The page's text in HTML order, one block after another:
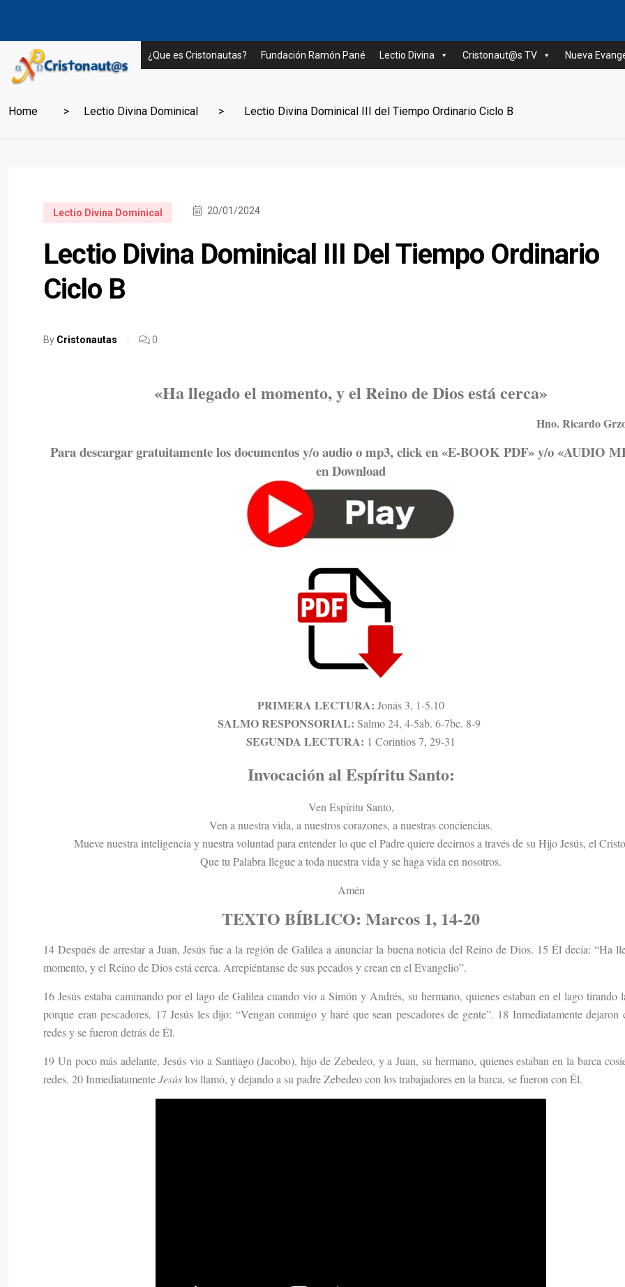
¿Que es Cristonautas? Fundación Ramón Pané Lectio Divina Cristonaut@s TV Nueva
Home Lectio Divina Dominical Lectio Divina Dominical III del Tiempo Ordinario Ciclo B
Lectio Divina Dominical 20/01/2024
Lectio Divina Dominical III Del Tiempo Ordinario
Ciclo B
By Cristonautas 0
«Ha llegado el momento, y el Reino de Dios está cerca»
Hno. Ricardo
Para descargar gratuitamente los documentos y/o audio o mp3, click en «E-BOOK PDF» y/o «AUDIO
en Download
PRIMERA LECTURA:Jonás 3, 1-5.10
SALMO RESPONSORIAL:Salmo 24, 4-5ab. 6-7bc. 8-9
SEGUNDA LECTURA: 1 Corintios 7, 29-31
Invocación al Espíritu Santo:
Ven Espíritu Santo,
Ven a nuestra vida, a nuestros corazones, a nuestras conciencias.
Mueve nuestra inteligencia y nuestra voluntad para entender lo que el Padre quiere decirnos a través de su Hijo Jesús, el
Que tu Palabra llegue a toda nuestra vida y se haga vida en nosotros.
Amén
TEXTOBÍBLICO: Marcos 1, 14-20
14 Después de arrestar a Juan, Jesús fue a la región de Galilea a anunciar la buena noticia del Reino de Dios. 15 Él decía: “Ha
momento, y el Reino de Dios está cerca. Arrepiéntanse de sus pecados y crean en el Evangelio”.
16 Jesús estaba caminando por el lago de Galilea cuando vio a Simón y Andrés, su hermano, quienes estaban en el lago tirando
porque eran pescadores. 17 Jesús les dijo: “Vengan conmigo y haré que sean pescadores de gente”. 18 Inmediatamente dejaron
redes y se fueron detrás de Él.
19 Un poco más adelante, Jesús vio a Santiago (Jacobo), hijo de Zebedeo, y a Juan, su hermano, quienes estaban en la barca
redes. 20 InmediatamenteJesúslos llamó, y dejando a su padre Zebedeo con los trabajadores en la barca, se fueron con Él.